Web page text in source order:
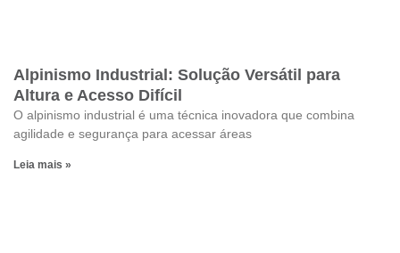
Alpinismo Industrial: Solução Versátil para
Altura e Acesso Difícil
O alpinismo industrial é uma técnica inovadora que combina
agilidade e segurança para acessar áreas
Leia mais »